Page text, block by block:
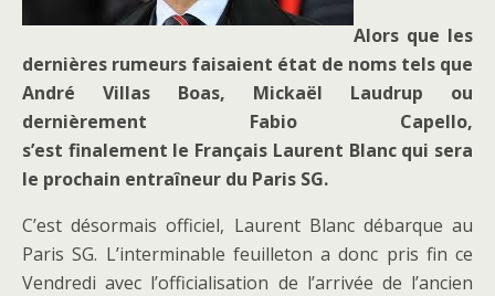
Alors que les
dernières rumeurs faisaient état de noms tels que
André Villas Boas, Mickaël Laudrup ou
dernièrement Fabio Capello,
s’est finalement le Français Laurent Blanc qui sera
le prochain entraîneur du Paris SG.
C’est désormais officiel, Laurent Blanc débarque au
Paris SG. L’interminable feuilleton a donc pris fin ce
Vendredi avec l’officialisation de l’arrivée de l’ancien